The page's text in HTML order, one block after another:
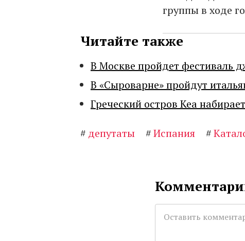
группы в ходе
Читайте также
В Москве пройдет фестиваль
В «Сыроварне» пройдут
Греческий остров Кеа
# депутаты #Испания #